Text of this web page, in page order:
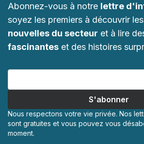
Abonnez-vous à notre lettre
soyez les premiers à découvrir les
nouvelles du secteur et à lire
fascinantes et des histoires
Nous respectons votre vie privée. Nos
sont gratuites et vous pouvez vous
moment.